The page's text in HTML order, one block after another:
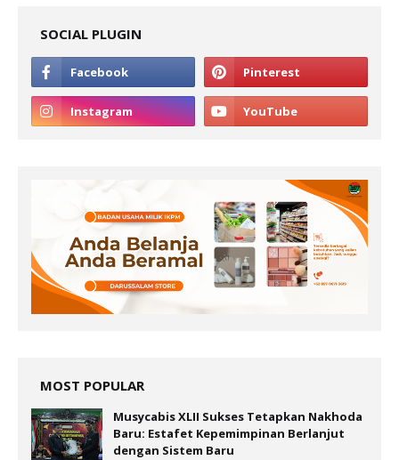
SOCIAL PLUGIN
MOST POPULAR
Musycabis XLII Sukses Tetapkan Nakhoda
Baru: Estafet Kepemimpinan Berlanjut
dengan Sistem Baru